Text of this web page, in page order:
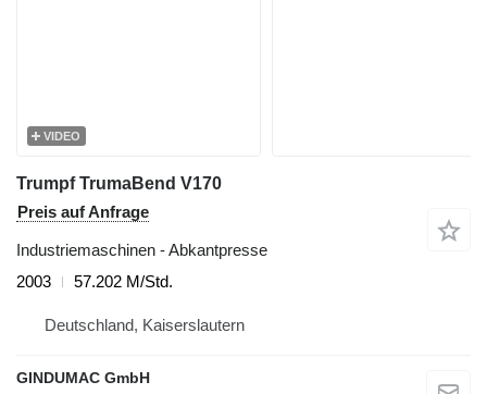
VIDEO
Trumpf TrumaBend V170
Preis auf Anfrage
Industriemaschinen - Abkantpresse
2003
57.202 M/Std.
Deutschland, Kaiserslautern
GINDUMAC GmbH